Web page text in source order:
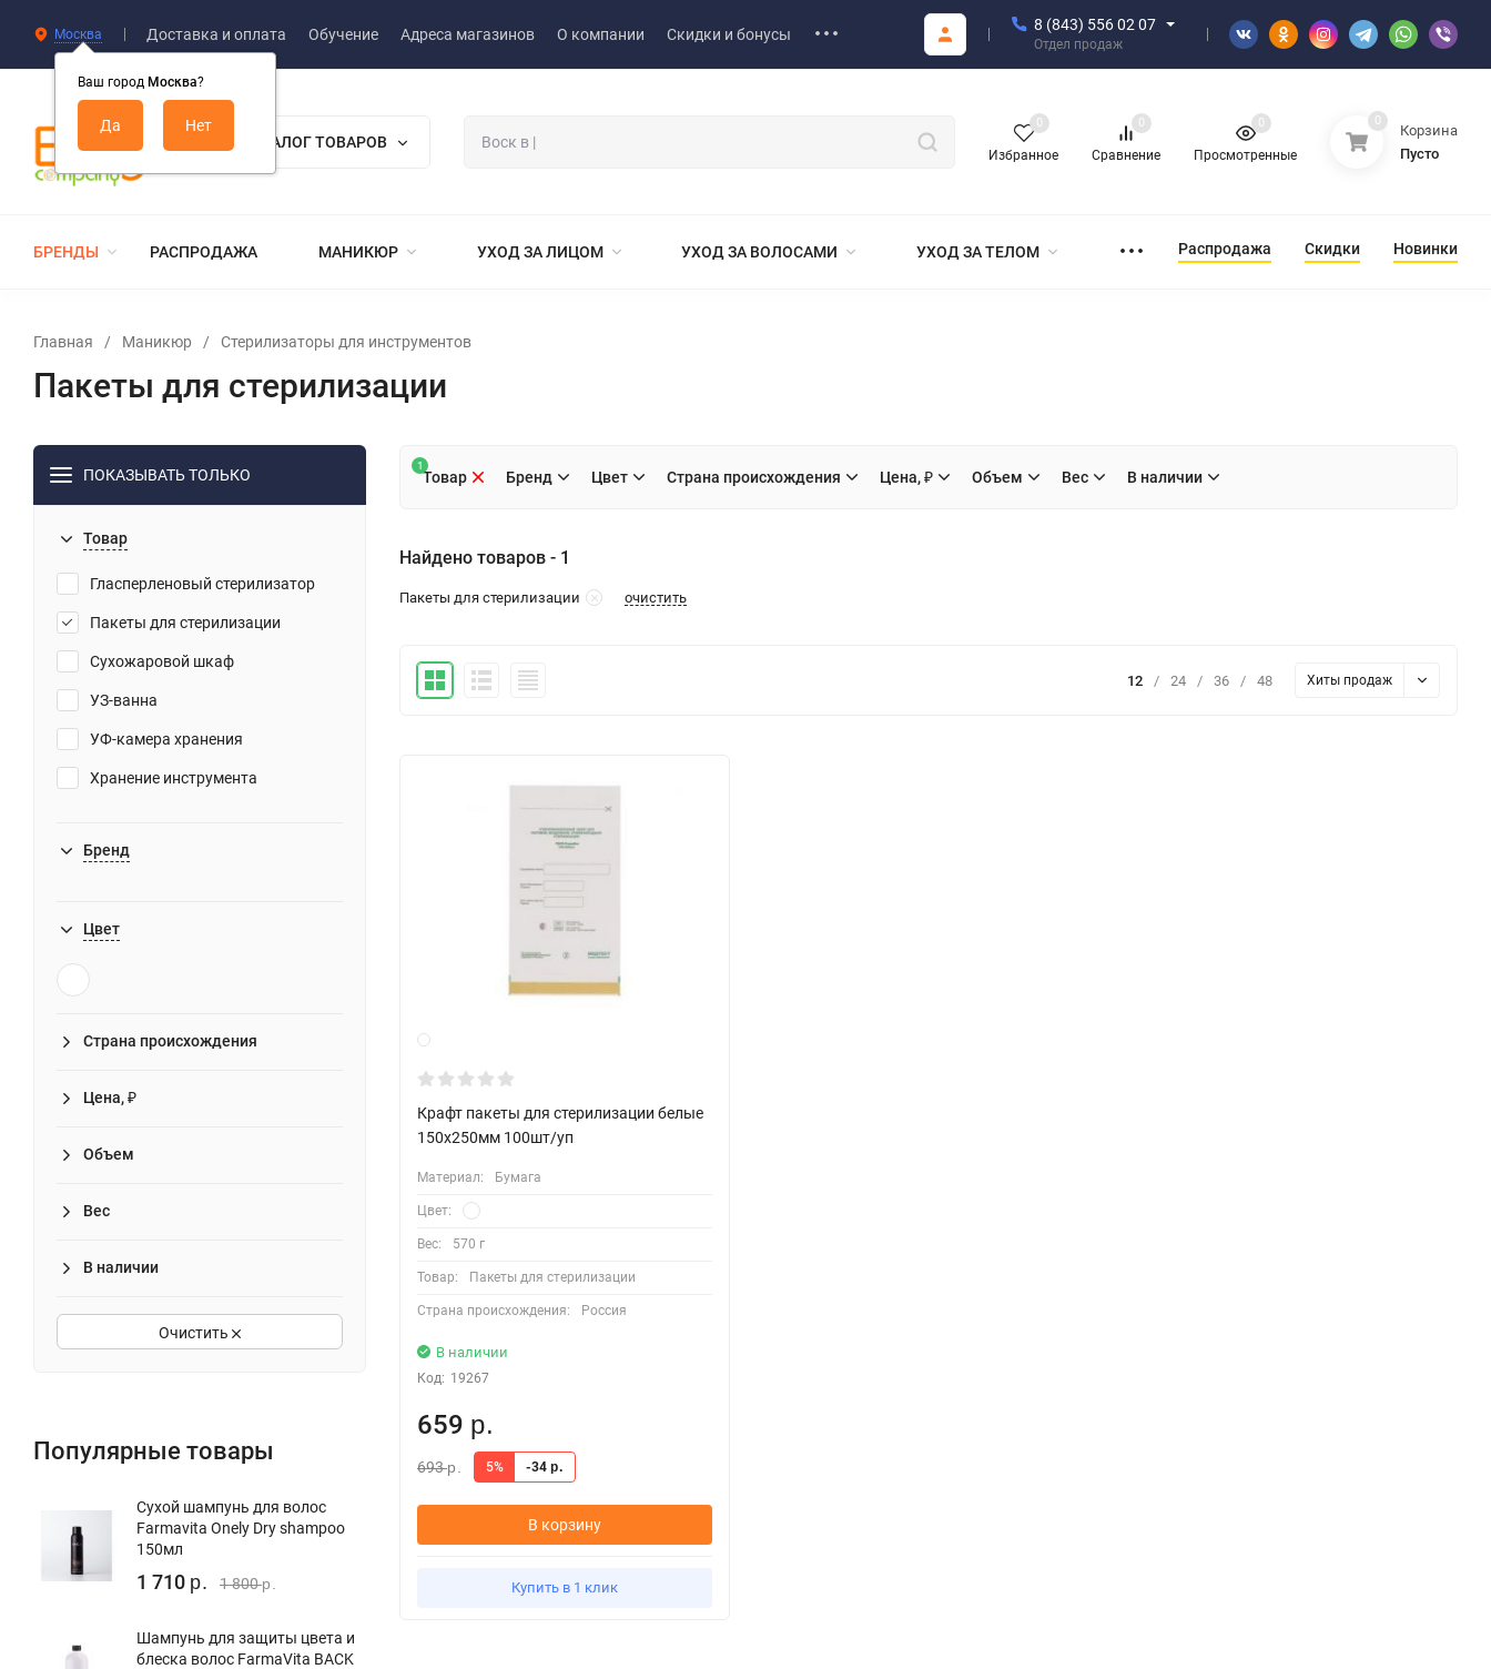
Москва
Ваш город Москва?
Доставка и оплата Обучение Адреса магазинов О компании Скидки и бонусы
8 (843) 556 02 07
Отдел продаж
КАТАЛОГ ТОВАРОВ
Избранное
0
Сравнение
0
Просмотренные
0 0
Корзина
Пусто
БРЕНДЫ РАСПРОДАЖА МАНИКЮР УХОД ЗА ЛИЦОМ УХОД ЗА ВОЛОСАМИ УХОД ЗА ТЕЛОМ Распродажа Скидки Новинки
Главная / Маникюр / Стерилизаторы для инструментов
Пакеты для стерилизации
ПОКАЗЫВАТЬ ТОЛЬКО
Товар
Гласперленовый стерилизатор
Пакеты для стерилизации
Сухожаровой шкаф
УЗ-ванна
УФ-камера хранения
Хранение инструмента
Бренд
Цвет
Страна происхождения
Цена, ₽
Объем
Вес
В наличии
Очистить
Популярные товары
Сухой шампунь для волос
Farmavita Onely Dry shampoo
150мл
1 710 р. 1 800р.
Шампунь для защиты цвета и
блеска волос FarmaVita BACK
Товар
1
Бренд Цвет Страна происхождения Цена, ₽ Объем Вес В наличии
Найдено товаров - 1
Пакеты для стерилизации очистить
12 / 24 / 36 / 48 Хиты продаж
Крафт пакеты для стерилизации белые
150х250мм 100шт/уп
Материал: Бумага
Цвет:
Вес: 570 г
Товар: Пакеты для стерилизации
Страна происхождения: Россия
В наличии
Код: 19267
659 р.
693р. 5% -34 р.
В корзину
Купить в 1 клик